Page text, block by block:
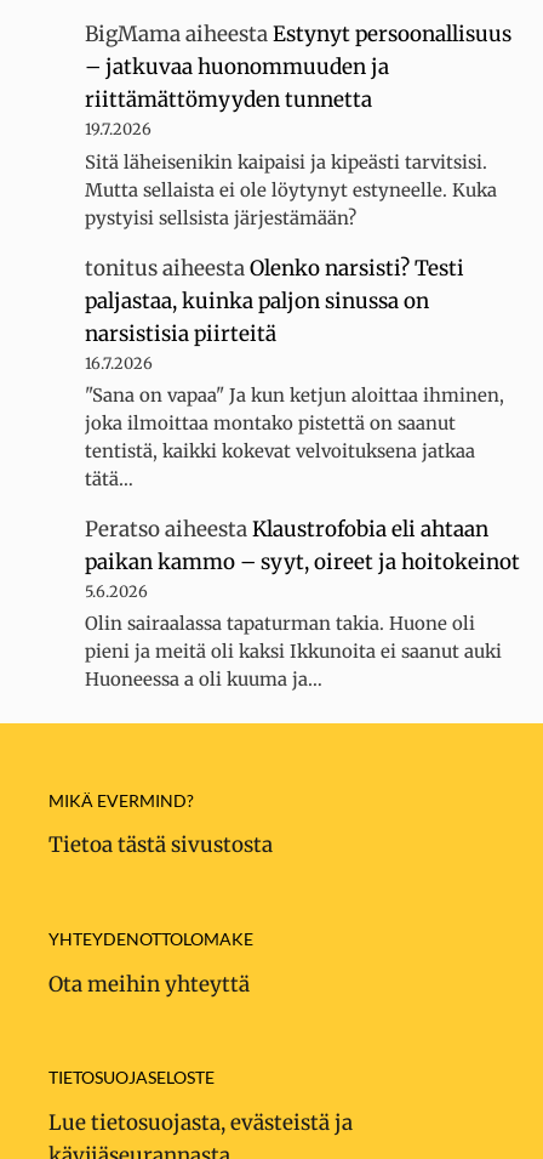
BigMamaaiheestaEstynyt persoonallisuus
– jatkuvaa huonommuuden ja
riittämättömyyden tunnetta
19.7.2026
Sitä läheisenikin kaipaisi ja kipeästi tarvitsisi.
Mutta sellaista ei ole löytynyt estyneelle. Kuka
pystyisi sellsista järjestämään?
tonitusaiheestaOlenko narsisti? Testi
paljastaa, kuinka paljon sinussa on
narsistisia piirteitä
16.7.2026
"Sana on vapaa" Ja kun ketjun aloittaa ihminen,
joka ilmoittaa montako pistettä on saanut
tentistä, kaikki kokevat velvoituksena jatkaa
tätä…
PeratsoaiheestaKlaustrofobia eli ahtaan
paikan kammo – syyt, oireet ja hoitokeinot
5.6.2026
Olin sairaalassa tapaturman takia. Huone oli
pieni ja meitä oli kaksi Ikkunoita ei saanut auki
Huoneessa a oli kuuma ja…
MIKÄ EVERMIND?
Tietoa tästä sivustosta
YHTEYDENOTTOLOMAKE
Ota meihin yhteyttä
TIETOSUOJASELOSTE
Lue tietosuojasta, evästeistä ja